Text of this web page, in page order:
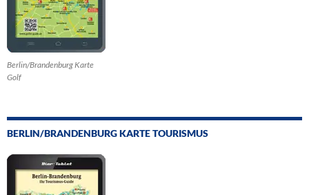
Berlin/Brandenburg Karte
Golf
BERLIN/BRANDENBURG KARTE TOURISMUS